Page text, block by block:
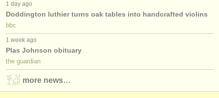
1 day ago
Doddington luthier turns oak tables into handcrafted violins
bbc
1 week ago
Plas Johnson obituary
the guardian
more news…